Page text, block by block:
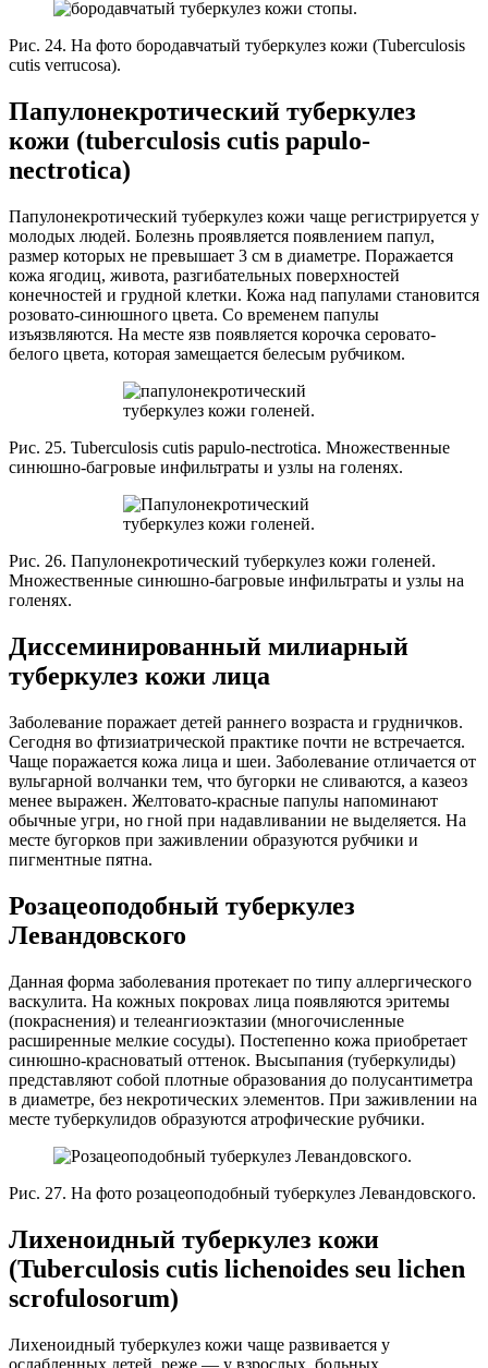
Рис. 24. На фото бородавчатый туберкулез кожи (Tuberculosis
cutis verrucosa).
Папулонекротический туберкулез
кожи (tuberculosis cutis papulo-
nectrotica)
Папулонекротический туберкулез кожи чаще регистрируется у
молодых людей. Болезнь проявляется появлением папул,
размер которых не превышает 3 см в диаметре. Поражается
кожа ягодиц, живота, разгибательных поверхностей
конечностей и грудной клетки. Кожа над папулами становится
розовато-синюшного цвета. Со временем папулы
изъязвляются. На месте язв появляется корочка серовато-
белого цвета, которая замещается белесым рубчиком.
Рис. 25. Tuberculosis cutis papulo-nectroticа. Множественные
синюшно-багровые инфильтраты и узлы на голенях.
Рис. 26. Папулонекротический туберкулез кожи голеней.
Множественные синюшно-багровые инфильтраты и узлы на
голенях.
Диссеминированный милиарный
туберкулез кожи лица
Заболевание поражает детей раннего возраста и грудничков.
Сегодня во фтизиатрической практике почти не встречается.
Чаще поражается кожа лица и шеи. Заболевание отличается от
вульгарной волчанки тем, что бугорки не сливаются, а казеоз
менее выражен. Желтовато-красные папулы напоминают
обычные угри, но гной при надавливании не выделяется. На
месте бугорков при заживлении образуются рубчики и
пигментные пятна.
Розацеоподобный туберкулез
Левандовского
Данная форма заболевания протекает по типу аллергического
васкулита. На кожных покровах лица появляются эритемы
(покраснения) и телеангиоэктазии (многочисленные
расширенные мелкие сосуды). Постепенно кожа приобретает
синюшно-красноватый оттенок. Высыпания (туберкулиды)
представляют собой плотные образования до полусантиметра
в диаметре, без некротических элементов. При заживлении на
месте туберкулидов образуются атрофические рубчики.
Рис. 27. На фото розацеоподобный туберкулез Левандовского.
Лихеноидный туберкулез кожи
(Tuberculosis cutis lichenoides seu lichen
scrofulosorum)
Лихеноидный туберкулез кожи чаще развивается у
ослабленных детей, реже — у взрослых, больных